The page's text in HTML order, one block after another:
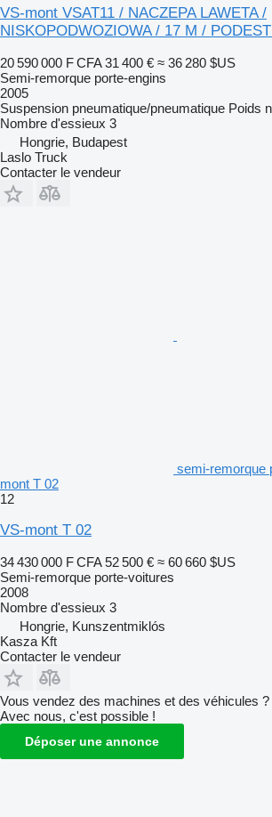
VS-mont VSAT11 / NACZEPA LAWETA /
NISKOPODWOZIOWA / 17 M /
20 590 000 F CFA 31 400 € ≈ 36 280 $US
Semi-remorque porte-engins
2005
Suspension pneumatique/pneumatique Poids
Nombre d'essieux 3
Hongrie, Budapest
Laslo Truck
Contacter le vendeur
semi-remorque
mont T 02
12
VS-mont T 02
34 430 000 F CFA 52 500 € ≈ 60 660 $US
Semi-remorque porte-voitures
2008
Nombre d'essieux 3
Hongrie, Kunszentmiklós
Kasza Kft
Contacter le vendeur
Vous vendez des machines et des véhicules ?
Avec nous, c'est possible !
Déposer une annonce